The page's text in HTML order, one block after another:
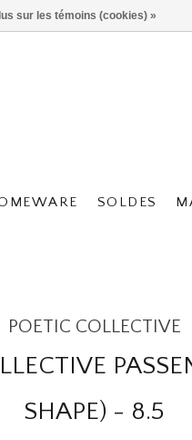
SOLDES
POETIC COLLECTIVE
SHAPE) - 8.5
sur les témoins (cookies) »